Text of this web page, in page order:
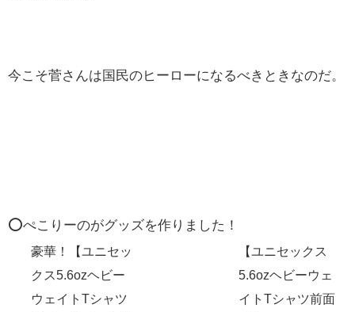
今こそ菅さんは国民のヒーローになるべきときなのだ。
⭕️ぺこりーのがグッズを作りました！
豪華！【ユニセッ
クス5.6ozヘビー
ウェイトTシャツ
【ユニセックス
5.6ozヘビーウェ
イトTシャツ前面